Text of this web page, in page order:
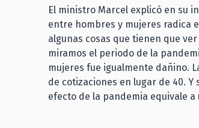
El ministro Marcel explicó en su
entre hombres y mujeres radica
algunas cosas que tienen que
miramos el periodo de la
mujeres fue igualmente dañino.
de cotizaciones en lugar de 40.
efecto de la pandemia equivale a